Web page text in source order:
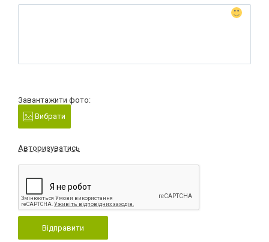
Завантажити фото:
Вибрати
Авторизуватись
Відправити